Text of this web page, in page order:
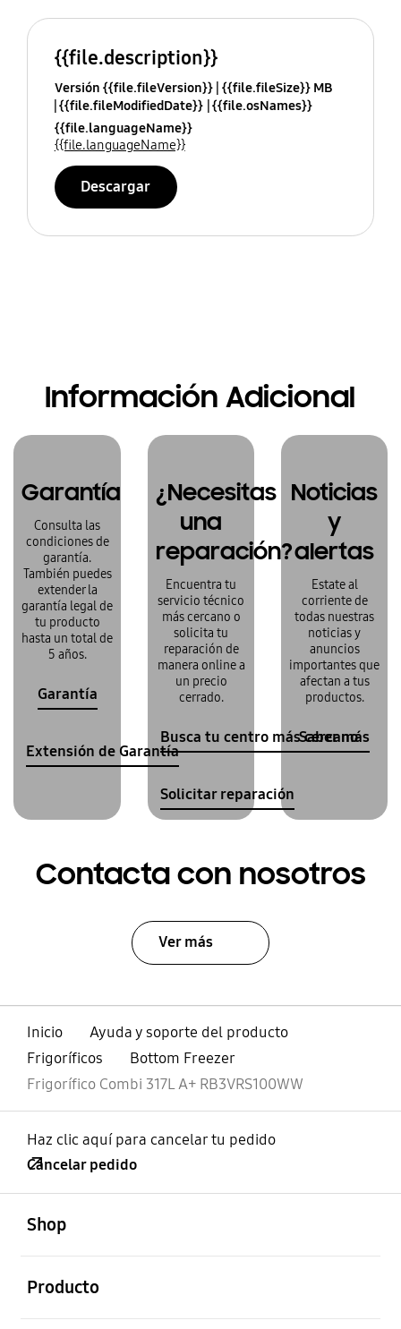
{{file.description}}
Versión {{file.fileVersion}} {{file.fileSize}} MB
{{file.fileModifiedDate}} {{file.osNames}}
{{file.languageName}}
{{file.languageName}}
Descargar
Información Adicional
Garantía
Consulta las
condiciones de
garantía.
También puedes
extender la
garantía legal de
tu producto
hasta un total de
5 años.
Garantía
Extensión de Garantía
¿Necesitas
una
reparación?
Encuentra tu
servicio técnico
más cercano o
solicita tu
reparación de
manera online a
un precio
cerrado.
Busca tu centro más cercano
Solicitar reparación
Noticias
y
alertas
Estate al
corriente de
todas nuestras
noticias y
anuncios
importantes que
afectan a tus
productos.
Saber más
Contacta con nosotros
Ver más
Inicio
Ayuda y soporte del producto
Frigoríficos
Bottom Freezer
Frigorífico Combi 317L A+ RB3VRS100WW
Haz clic aquí para cancelar tu pedido
Cancelar pedido
Shop
Producto